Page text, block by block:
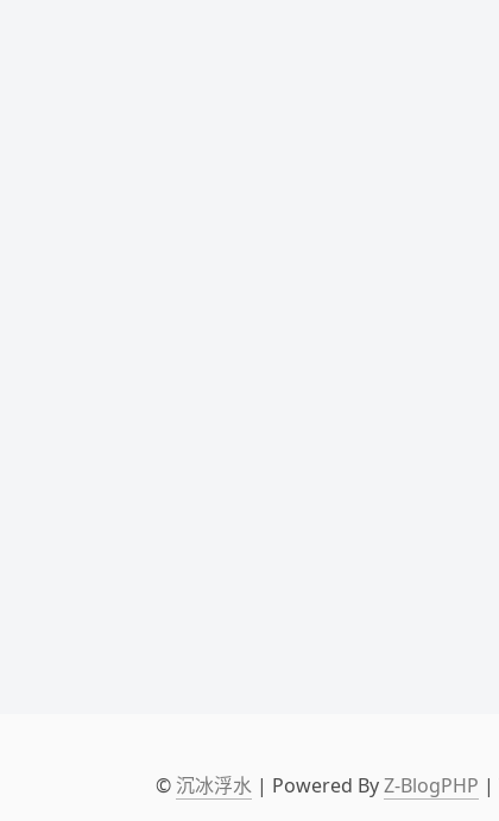
© 沉冰浮水| Powered ByZ-BlogPHP |